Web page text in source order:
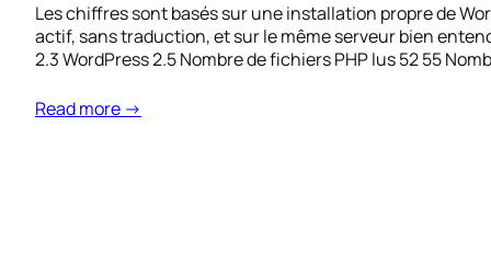
Les chiffres sont basés sur une installation propre de
actif, sans traduction, et sur le même serveur bien
2.3 WordPress 2.5 Nombre de fichiers PHP lus 52 55
Read more →